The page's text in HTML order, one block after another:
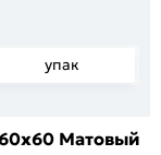
упак
Матовый